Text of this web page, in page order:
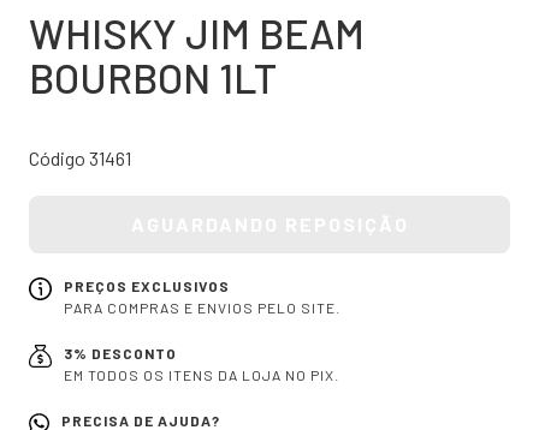
WHISKY JIM BEAM
BOURBON 1LT
Código 31461
PREÇOS EXCLUSIVOS
PARA COMPRAS E ENVIOS PELO SITE.
3% DESCONTO
EM TODOS OS ITENS DA LOJA NO PIX.
PRECISA DE AJUDA?